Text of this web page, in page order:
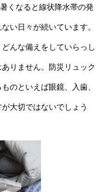
くなると線状降水帯の発
い日々が続いています。
んな備えをしていらっし
りません。防災リュック
のといえば眼鏡、入歯、
大切ではないでしょう